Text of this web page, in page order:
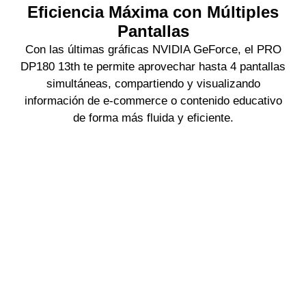
Eficiencia Máxima con Múltiples
Pantallas
Con las últimas gráficas NVIDIA GeForce, el PRO
DP180 13th te permite aprovechar hasta 4 pantallas
simultáneas, compartiendo y visualizando
información de e-commerce o contenido educativo
de forma más fluida y eficiente.